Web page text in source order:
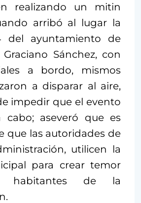
realizando un mitin
arribó al lugar la
del ayuntamiento de
Sánchez, con
a bordo, mismos
a disparar al aire,
impedir que el evento
cabo; aseveró que es
que las autoridades de
utilicen la
para crear temor
habitantes de la